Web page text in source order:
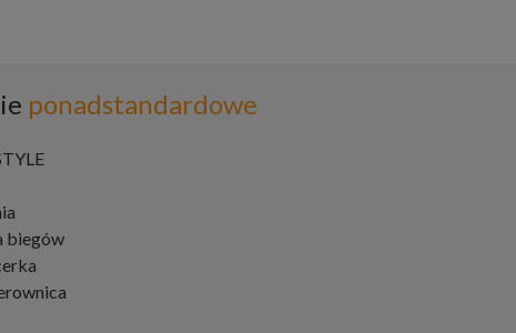
ponadstandardowe
biegów